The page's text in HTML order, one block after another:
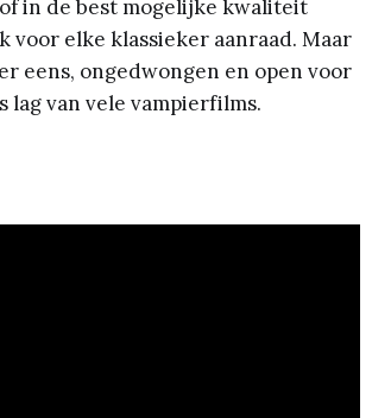
in de best mogelijke kwaliteit
voor elke klassieker aanraad. Maar
eens, ongedwongen en open voor
lag van vele vampierfilms.